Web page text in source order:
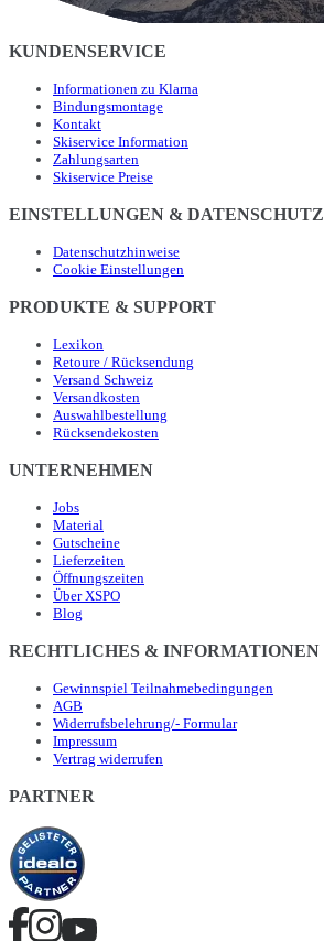
KUNDENSERVICE
Informationen zu Klarna
Bindungsmontage
Kontakt
Skiservice Information
Zahlungsarten
Skiservice Preise
EINSTELLUNGEN & DATENSCHUTZ
Datenschutzhinweise
Cookie Einstellungen
PRODUKTE & SUPPORT
Lexikon
Retoure / Rücksendung
Versand Schweiz
Versandkosten
Auswahlbestellung
Rücksendekosten
UNTERNEHMEN
Jobs
Material
Gutscheine
Lieferzeiten
Öffnungszeiten
Über XSPO
Blog
RECHTLICHES & INFORMATIONEN
Gewinnspiel Teilnahmebedingungen
AGB
Widerrufsbelehrung/- Formular
Impressum
Vertrag widerrufen
PARTNER